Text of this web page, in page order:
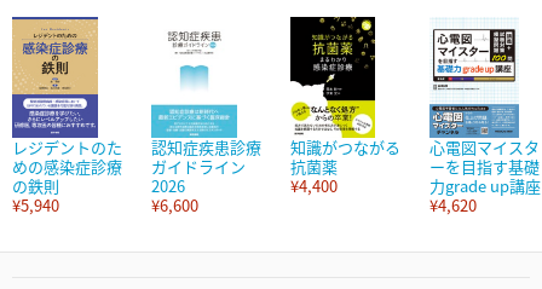
レジデントのた
めの感染症診療
の鉄則
¥5,940
認知症疾患診療
ガイドライン
2026
¥6,600
知識がつながる
抗菌薬
¥4,400
心電図マイスタ
ーを目指す基礎
力grade up講座
¥4,620